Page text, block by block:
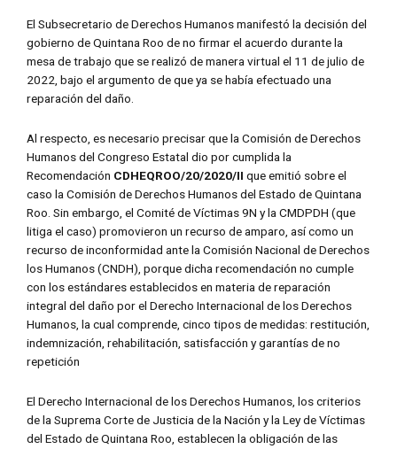
El Subsecretario de Derechos Humanos manifestó la decisión del
gobierno de Quintana Roo de no firmar el acuerdo durante la
mesa de trabajo que se realizó de manera virtual el 11 de julio de
2022, bajo el argumento de que ya se había efectuado una
reparación del daño.
Al respecto, es necesario precisar que la Comisión de Derechos
Humanos del Congreso Estatal dio por cumplida la
Recomendación CDHEQROO/20/2020/II que emitió sobre el
caso la Comisión de Derechos Humanos del Estado de Quintana
Roo. Sin embargo, el Comité de Víctimas 9N y la CMDPDH (que
litiga el caso) promovieron un recurso de amparo, así como un
recurso de inconformidad ante la Comisión Nacional de Derechos
los Humanos (CNDH), porque dicha recomendación no cumple
con los estándares establecidos en materia de reparación
integral del daño por el Derecho Internacional de los Derechos
Humanos, la cual comprende, cinco tipos de medidas: restitución,
indemnización, rehabilitación, satisfacción y garantías de no
repetición
El Derecho Internacional de los Derechos Humanos, los criterios
de la Suprema Corte de Justicia de la Nación y la Ley de Víctimas
del Estado de Quintana Roo, establecen la obligación de las